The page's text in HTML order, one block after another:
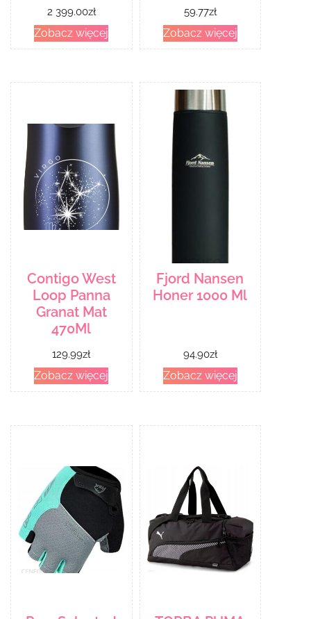
2 399.00zł
Zobacz więcej
59.77zł
Zobacz więcej
Contigo West
Loop Panna
Granat Mat
470Ml
129.99zł
Zobacz więcej
Fjord Nansen
Honer 1000 Ml
94.90zł
Zobacz więcej